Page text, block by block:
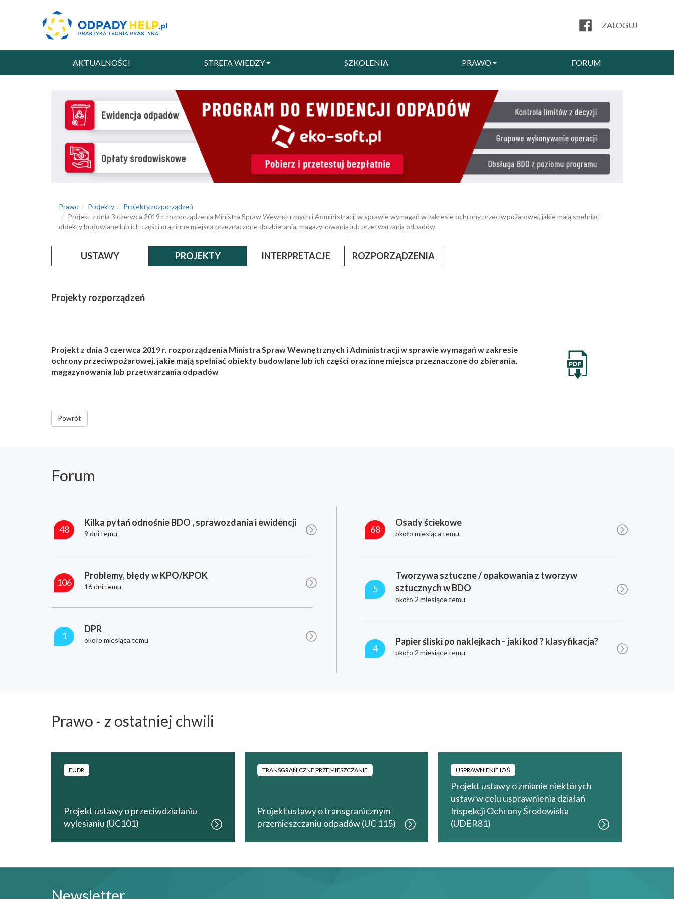
ZALOGUJ
AKTUALNOŚCI STREFA WIEDZY SZKOLENIA PRAWO FORUM
Prawo Projekty
Projekty rozporządzeń
Projekt z dnia 3 czerwca 2019 r. rozporządzenia Ministra Spraw Wewnętrznych i Administracji w sprawie wymagań w zakresie ochrony przeciwpożarowej, jakie mają spełniać
obiekty budowlane lub ich części oraz inne miejsca przeznaczone do zbierania, magazynowania lub przetwarzania odpadów
USTAWY PROJEKTY INTERPRETACJE ROZPORZĄDZENIA
Projekty rozporządzeń
Projekt z dnia 3 czerwca 2019 r. rozporządzenia Ministra Spraw Wewnętrznych i Administracji w sprawie wymagań w zakresie
ochrony przeciwpożarowej, jakie mają spełniać obiekty budowlane lub ich części oraz inne miejsca przeznaczone do zbierania,
magazynowania lub przetwarzania odpadów
Powrót
Forum
48
Kilka pytań odnośnie BDO , sprawozdania i ewidencji
9 dni temu
106
Problemy, błędy w KPO/KPOK
16 dni temu
1
DPR
około miesiąca temu
68
Osady ściekowe
około miesiąca temu
5
Tworzywa sztuczne / opakowania z tworzyw
sztucznych w BDO
około 2 miesiące temu
4
Papier śliski po naklejkach - jaki kod ? klasyfikacja?
około 2 miesiące temu
Prawo - z ostatniej chwili
EUDR
Projekt ustawy o przeciwdziałaniu
wylesianiu (UC101)
TRANSGRANICZNE PRZEMIESZCZANIE
Projekt ustawy o transgranicznym
przemieszczaniu odpadów (UC 115)
USPRAWNIENIE IOŚ
Projekt ustawy o zmianie niektórych
ustaw w celu usprawnienia działań
Inspekcji Ochrony Środowiska
(UDER81)